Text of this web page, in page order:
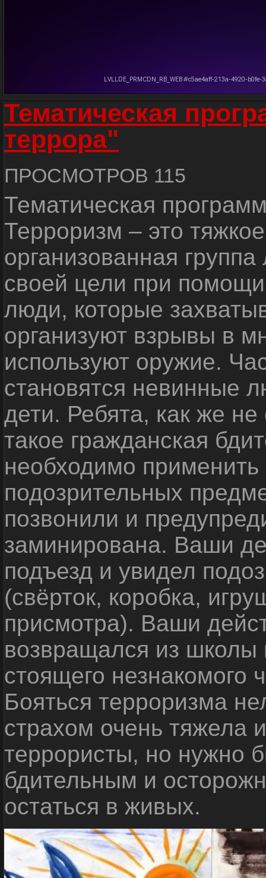
Тематическая
террора"
ПРОСМОТРОВ 115
Тематическая
Терроризм – это
организованная
своей цели при
люди, которые
организуют взрывы в
используют оружие.
становятся невинные
дети. Ребята, как же не
такое гражданская
необходимо
подозрительных
позвонили и
заминирована. Ваши
подъезд и увидел
(свёрток, коробка,
присмотра). Ваши
возвращался из школы
стоящего незнакомого
Бояться терроризма
страхом очень тяжела
террористы, но нужно
бдительным и
остаться в живых.